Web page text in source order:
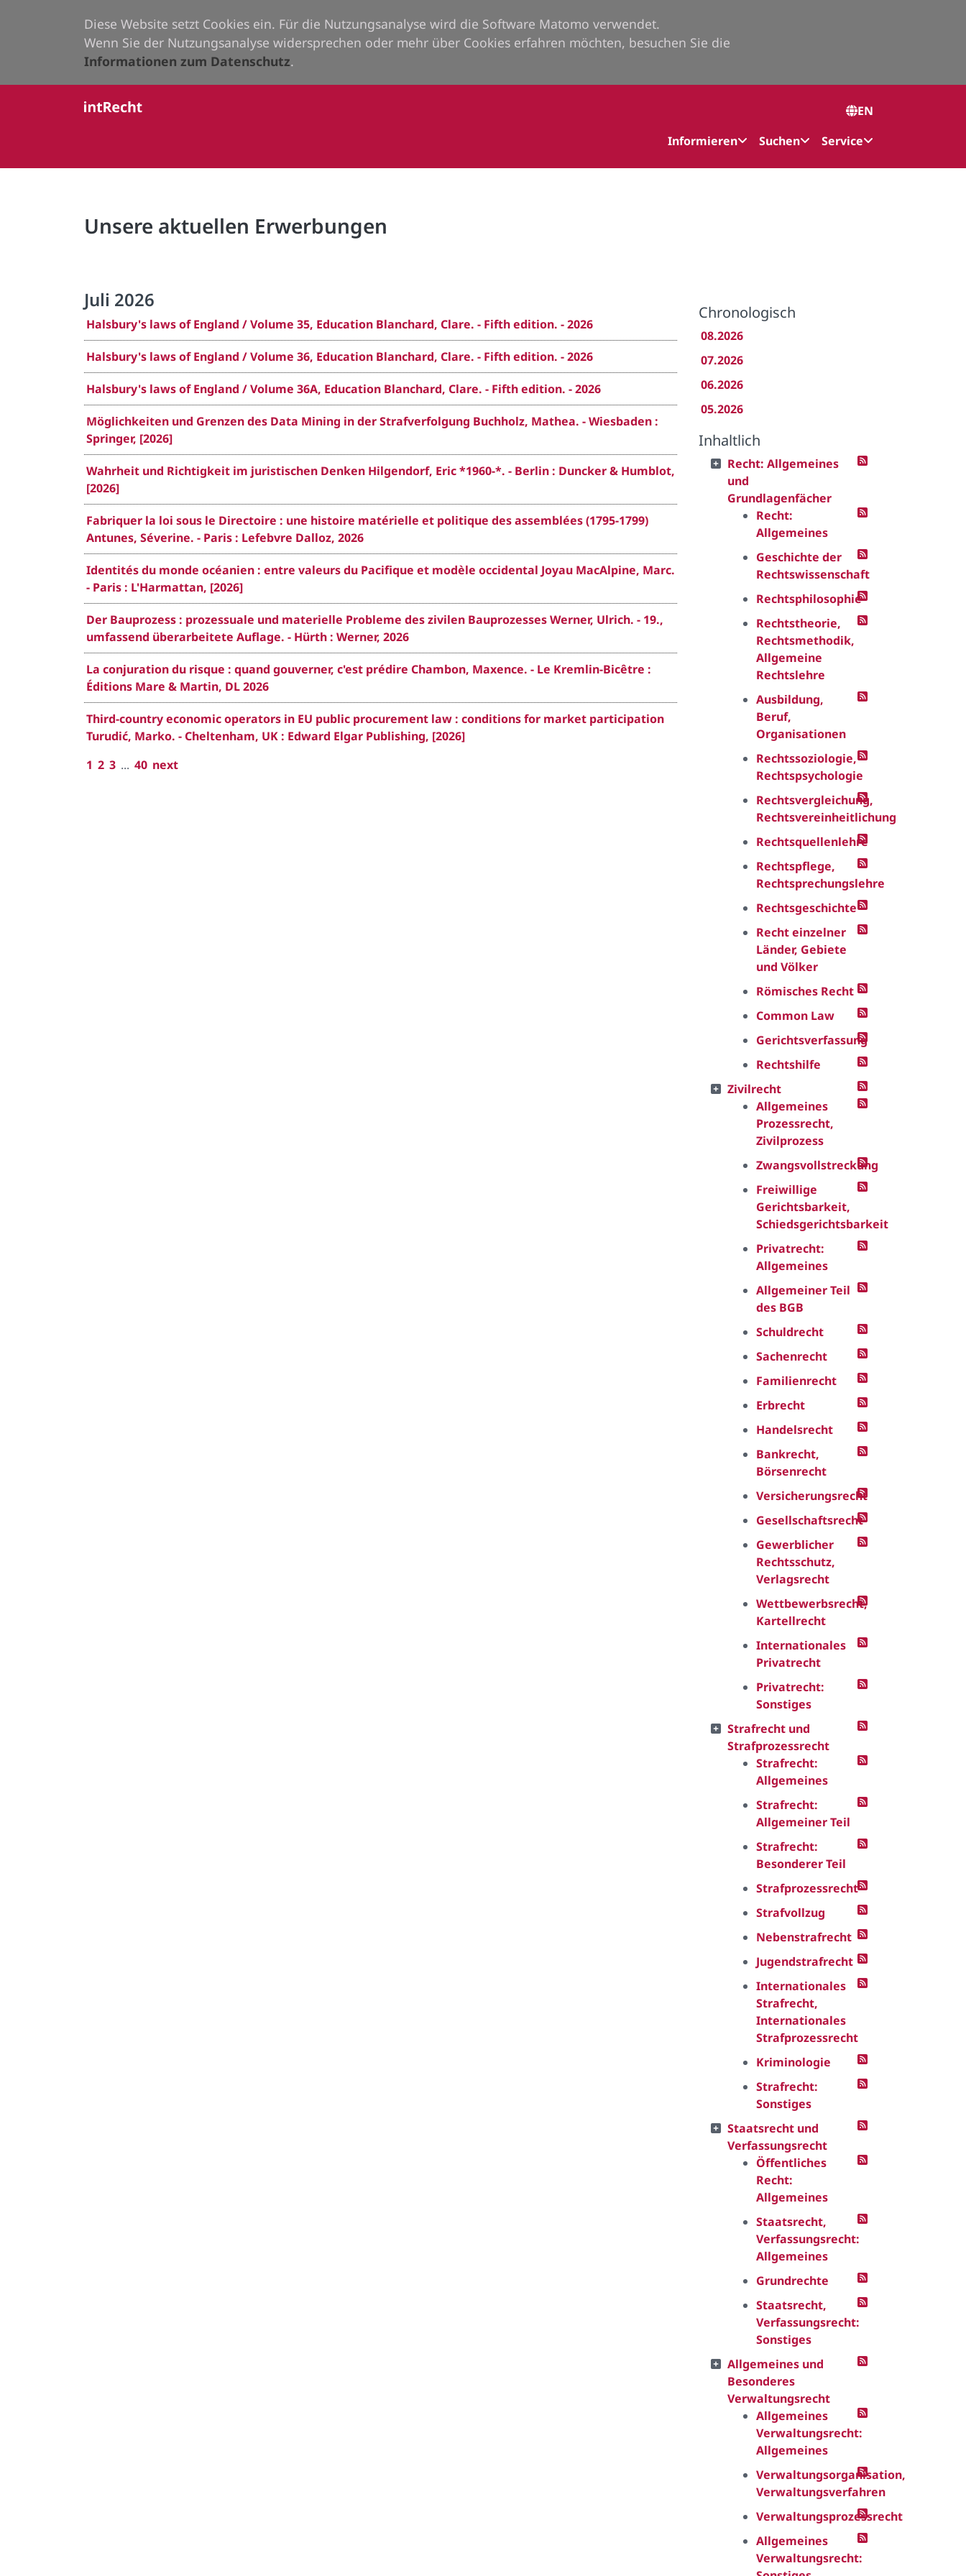
Diese Website setzt Cookies ein. Für die Nutzungsanalyse wird die Software Matomo verwendet.
Wenn Sie der Nutzungsanalyse widersprechen oder mehr über Cookies erfahren möchten, besuchen Sie die
Informationen zum Datenschutz.
EN
Informieren
Suchen Service
Unsere aktuellen Erwerbungen
Juli 2026
Halsbury's laws of England / Volume 35, Education Blanchard, Clare. - Fifth edition. - 2026
Halsbury's laws of England / Volume 36, Education Blanchard, Clare. - Fifth edition. - 2026
Halsbury's laws of England / Volume 36A, Education Blanchard, Clare. - Fifth edition. - 2026
Möglichkeiten und Grenzen des Data Mining in der Strafverfolgung Buchholz, Mathea. - Wiesbaden :
Springer, [2026]
Wahrheit und Richtigkeit im juristischen Denken Hilgendorf, Eric *1960-*. - Berlin : Duncker & Humblot,
[2026]
Fabriquer la loi sous le Directoire : une histoire matérielle et politique des assemblées (1795-1799)
Antunes, Séverine. - Paris : Lefebvre Dalloz, 2026
Identités du monde océanien : entre valeurs du Pacifique et modèle occidental Joyau MacAlpine, Marc.
- Paris : L'Harmattan, [2026]
Der Bauprozess : prozessuale und materielle Probleme des zivilen Bauprozesses Werner, Ulrich. - 19.,
umfassend überarbeitete Auflage. - Hürth : Werner, 2026
La conjuration du risque : quand gouverner, c'est prédire Chambon, Maxence. - Le Kremlin-Bicêtre :
Éditions Mare & Martin, DL 2026
Third-country economic operators in EU public procurement law : conditions for market participation
Turudić, Marko. - Cheltenham, UK : Edward Elgar Publishing, [2026]
1 2 3 ... 40 next
Chronologisch
08.2026
07.2026
06.2026
05.2026
Inhaltlich
Recht: Allgemeines
und
Grundlagenfächer
Recht:
Allgemeines
Geschichte der
Rechtswissenschaft
Rechtsphilosophie
Rechtstheorie,
Rechtsmethodik,
Allgemeine
Rechtslehre
Ausbildung,
Beruf,
Organisationen
Rechtssoziologie,
Rechtspsychologie
Rechtsvergleichung,
Rechtsvereinheitlichung
Rechtsquellenlehre
Rechtspflege,
Rechtsprechungslehre
Rechtsgeschichte
Recht einzelner
Länder, Gebiete
und Völker
Römisches Recht
Common Law
Gerichtsverfassung
Rechtshilfe
Zivilrecht
Allgemeines
Prozessrecht,
Zivilprozess
Zwangsvollstreckung
Freiwillige
Gerichtsbarkeit,
Schiedsgerichtsbarkeit
Privatrecht:
Allgemeines
Allgemeiner Teil
des BGB
Schuldrecht
Sachenrecht
Familienrecht
Erbrecht
Handelsrecht
Bankrecht,
Börsenrecht
Versicherungsrecht
Gesellschaftsrecht
Gewerblicher
Rechtsschutz,
Verlagsrecht
Wettbewerbsrecht,
Kartellrecht
Internationales
Privatrecht
Privatrecht:
Sonstiges
Strafrecht und
Strafprozessrecht
Strafrecht:
Allgemeines
Strafrecht:
Allgemeiner Teil
Strafrecht:
Besonderer Teil
Strafprozessrecht
Strafvollzug
Nebenstrafrecht
Jugendstrafrecht
Internationales
Strafrecht,
Internationales
Strafprozessrecht
Kriminologie
Strafrecht:
Sonstiges
Staatsrecht und
Verfassungsrecht
Öffentliches
Recht:
Allgemeines
Staatsrecht,
Verfassungsrecht:
Allgemeines
Grundrechte
Staatsrecht,
Verfassungsrecht:
Sonstiges
Allgemeines und
Besonderes
Verwaltungsrecht
Allgemeines
Verwaltungsrecht:
Allgemeines
Verwaltungsorganisation,
Verwaltungsverfahren
Verwaltungsprozessrecht
Allgemeines
Verwaltungsrecht: